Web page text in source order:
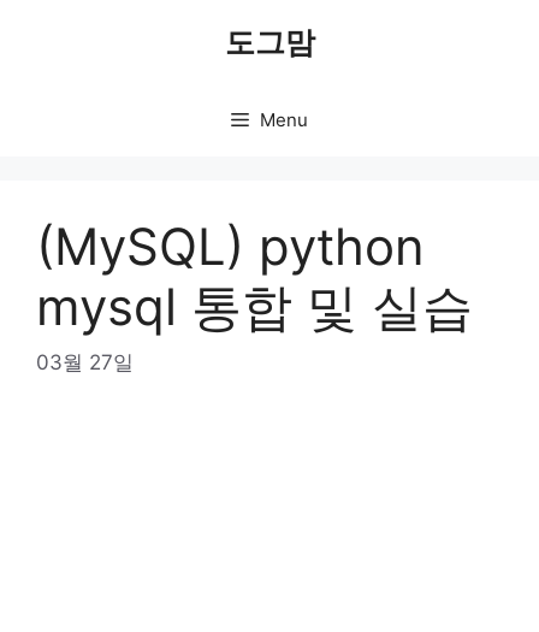
도그맘
Menu
(MySQL) python
mysql 통합 및 실습
03월 27일